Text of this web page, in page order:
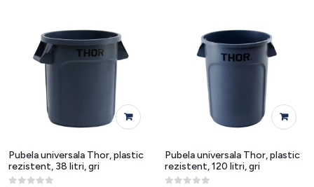
Pubela universala Thor, plastic
rezistent, 38 litri, gri
Pubela universala Thor, plastic
rezistent, 120 litri, gri